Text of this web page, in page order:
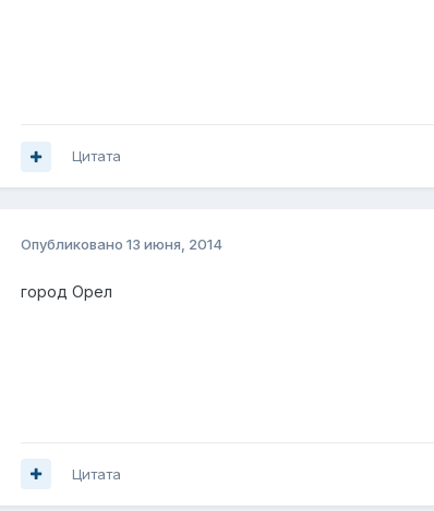
Цитата
Опубликовано 13 июня, 2014
город Орел
Цитата